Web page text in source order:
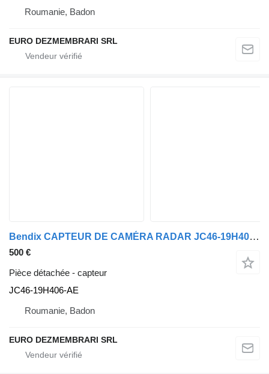
Roumanie, Badon
EURO DEZMEMBRARI SRL
Bendix CAPTEUR DE CAMÉRA RADAR JC46-19H406-AE pour tracteur routier Ford F-MAX CARGO
500 €
Pièce détachée - capteur
JC46-19H406-AE
Roumanie, Badon
EURO DEZMEMBRARI SRL